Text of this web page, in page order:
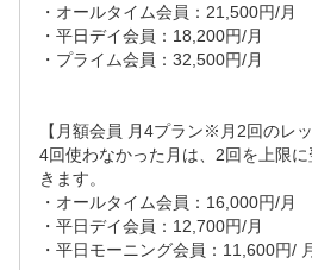
・本プラン購入のリクエストを
に近い日程にて「体験デイ予約
●リクエスト後～体験当日の流れ
01　本リクエスト調整完了後、
約束のお時間に直接予約店舗ま
02　店舗到着後、ご入店いただ
・オールタイム会員：21,500円/月
・平日デイ会員：18,200円/月
・プライム会員：32,500円/月
【月額会員 月4プラン※月2回のレッ
4回使わなかった月は、2回を上限
きます。
・オールタイム会員：16,000円/月
・平日デイ会員：12,700円/月
・平日モーニング会員：11,600円/